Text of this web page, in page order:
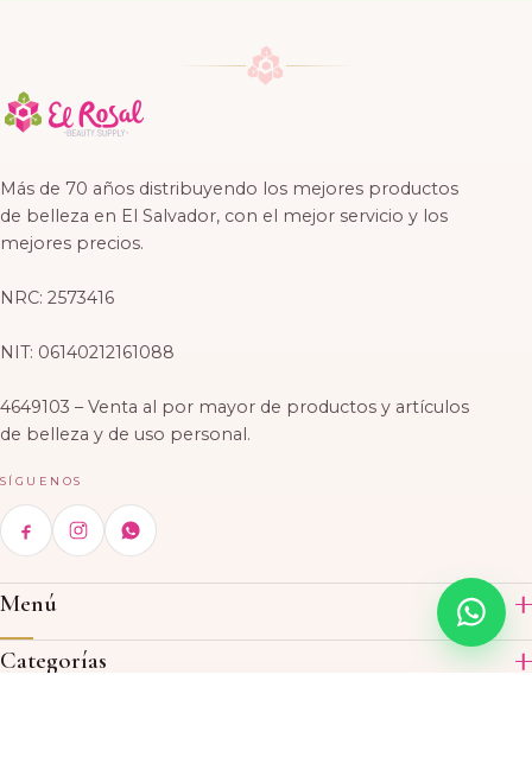
Más de 70 años distribuyendo los mejores productos
de belleza en El Salvador, con el mejor servicio y los
mejores precios.
NRC: 2573416
NIT: 06140212161088
4649103 – Venta al por mayor de productos y artículos
de belleza y de uso personal.
SÍGUENOS
Menú
Inicio
Categorías